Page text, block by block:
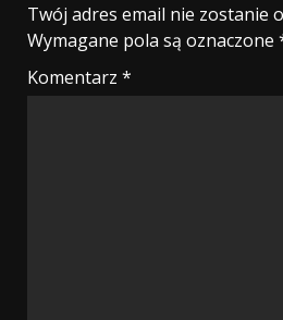
Twój adres email nie zostanie
Wymagane pola są oznaczone
Komentarz *